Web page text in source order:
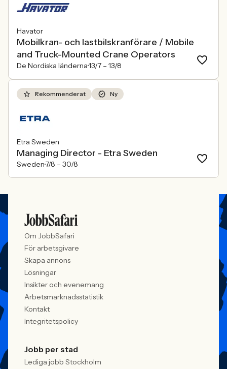
Havator
Mobilkran- och lastbilskranförare / Mobile
and Truck-Mounted Crane Operators
De Nordiska länderna13/7 – 13/8
Rekommenderat Ny
Etra Sweden
Managing Director - Etra Sweden
Sweden7/8 – 30/8
Om JobbSafari
För arbetsgivare
Skapa annons
Lösningar
Insikter och evenemang
Arbetsmarknadsstatistik
Kontakt
Integritetspolicy
Jobb per stad
Lediga jobb Stockholm